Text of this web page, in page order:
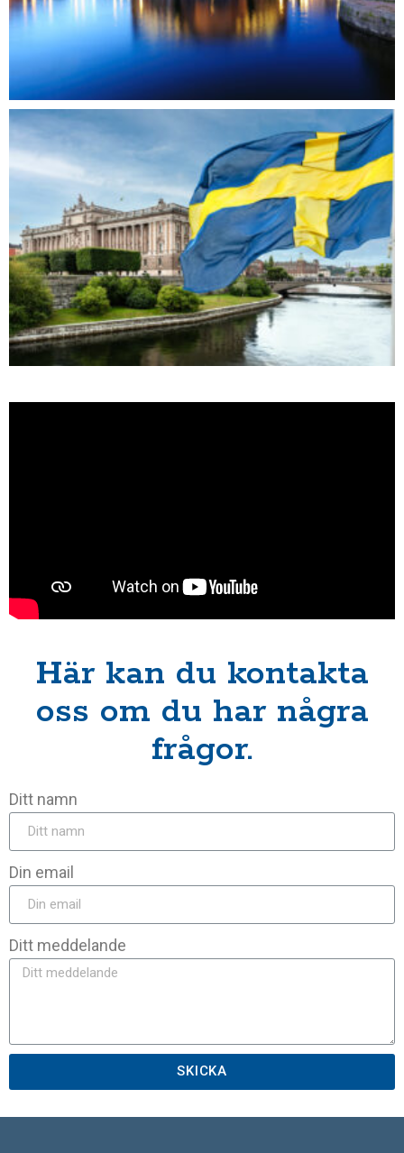
Här kan du kontakta
oss om du har några
frågor.
Ditt namn
Din email
Ditt meddelande
SKICKA